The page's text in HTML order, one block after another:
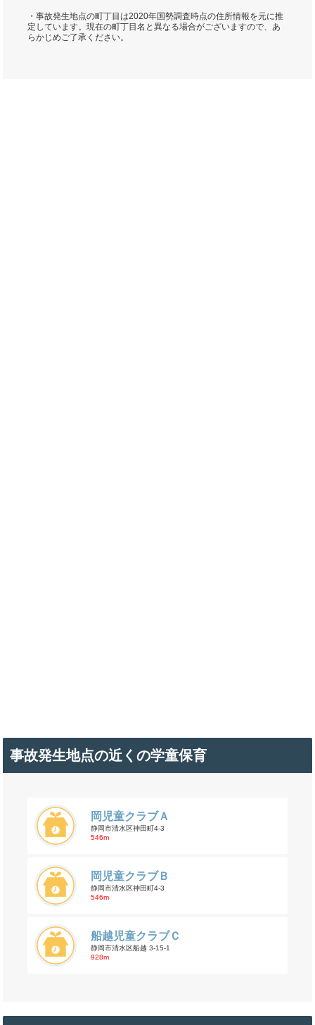
・事故発生地点の町丁目は2020年国勢調査時点の住所情報を元に推
定しています。現在の町丁目名と異なる場合がございますので、あ
らかじめご了承ください。
事故発生地点の近くの学童保育
岡児童クラブＡ
静岡市清水区神田町4-3
546m
岡児童クラブＢ
静岡市清水区神田町4-3
546m
船越児童クラブＣ
静岡市清水区船越 3-15-1
928m